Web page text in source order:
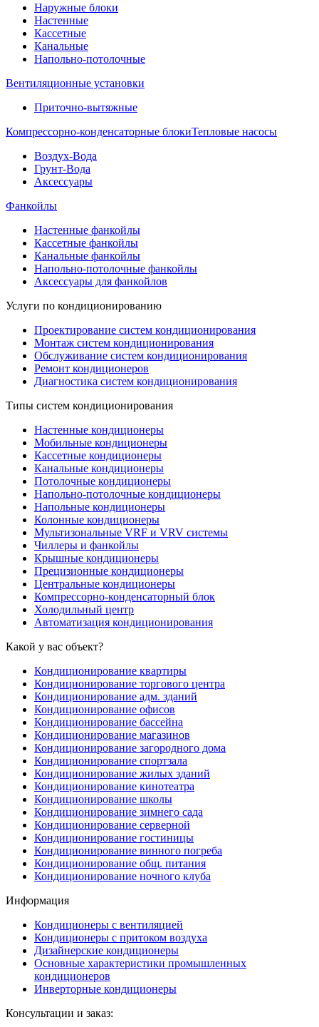
Наружные блоки
Настенные
Кассетные
Канальные
Напольно-потолочные
Вентиляционные установки
Приточно-вытяжные
Компрессорно-конденсаторные блокиТепловые насосы
Воздух-Вода
Грунт-Вода
Аксессуары
Фанкойлы
Настенные фанкойлы
Кассетные фанкойлы
Канальные фанкойлы
Напольно-потолочные фанкойлы
Аксессуары для фанкойлов
Услуги по кондиционированию
Проектирование систем кондиционирования
Монтаж систем кондиционирования
Обслуживание систем кондиционирования
Ремонт кондиционеров
Диагностика систем кондиционирования
Типы систем кондиционирования
Настенные кондиционеры
Мобильные кондиционеры
Кассетные кондиционеры
Канальные кондиционеры
Потолочные кондиционеры
Напольно-потолочные кондиционеры
Напольные кондиционеры
Колонные кондиционеры
Мультизональные VRF и VRV системы
Чиллеры и фанкойлы
Крышные кондиционеры
Прецизионные кондиционеры
Центральные кондиционеры
Компрессорно-конденсаторный блок
Холодильный центр
Автоматизация кондиционирования
Какой у вас объект?
Кондиционирование квартиры
Кондиционирование торгового центра
Кондиционирование адм. зданий
Кондиционирование офисов
Кондиционирование бассейна
Кондиционирование магазинов
Кондиционирование загородного дома
Кондиционирование спортзала
Кондиционирование жилых зданий
Кондиционирование кинотеатра
Кондиционирование школы
Кондиционирование зимнего сада
Кондиционирование серверной
Кондиционирование гостиницы
Кондиционирование винного погреба
Кондиционирование общ. питания
Кондиционирование ночного клуба
Информация
Кондиционеры с вентиляцией
Кондиционеры с притоком воздуха
Дизайнерские кондиционеры
Основные характеристики промышленных
кондиционеров
Инверторные кондиционеры
Консультации и заказ: